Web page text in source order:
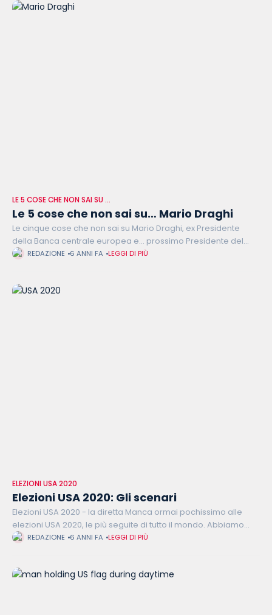
LE 5 COSE CHE NON SAI SU …
Le 5 cose che non sai su… Mario Draghi
Le cinque cose che non sai su Mario Draghi, ex Presidente
della Banca centrale europea e… prossimo Presidente del
Consiglio? Professore di economia negli anni ’70 e ’80 presso
REDAZIONE 6 ANNI FA LEGGI DI PIÙ
ELEZIONI USA 2020
Elezioni USA 2020: Gli scenari
Elezioni USA 2020 - la diretta Manca ormai pochissimo alle
elezioni USA 2020, le più seguite di tutto il mondo. Abbiamo
deciso di dedicare a queste elezioni un'intera diretta per
REDAZIONE 6 ANNI FA LEGGI DI PIÙ